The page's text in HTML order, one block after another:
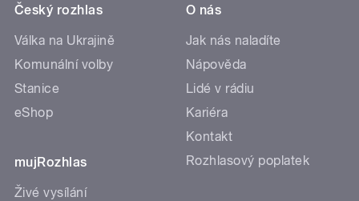
Český rozhlas
Válka na Ukrajině
Komunální volby
Stanice
eShop
mujRozhlas
Živé vysílání
O nás
Jak nás naladíte
Nápověda
Lidé v rádiu
Kariéra
Kontakt
Rozhlasový poplatek